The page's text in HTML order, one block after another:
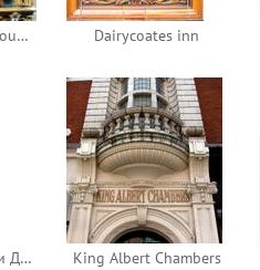
Doulton drinking fountain Dairycoates inn
Усыпальница Генри Доултона King Albert Chambers